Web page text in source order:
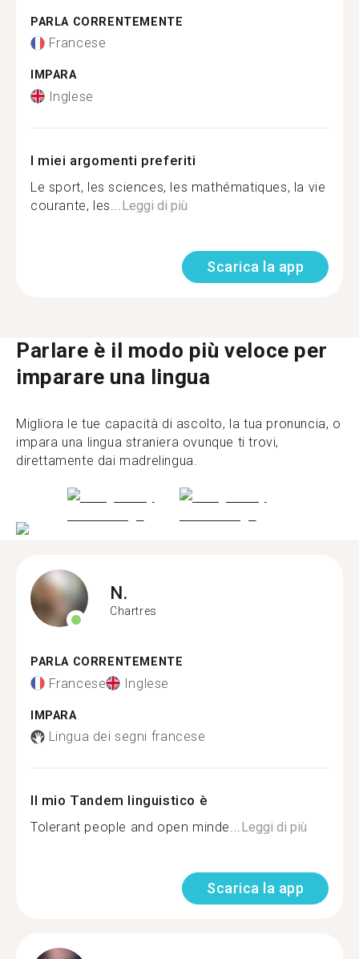
PARLA CORRENTEMENTE
Francese
IMPARA
Inglese
I miei argomenti preferiti
Le sport, les sciences, les mathématiques, la vie
courante, les... Leggi di più
Scarica la app
Parlare è il modo più veloce per
imparare una lingua
Migliora le tue capacità di ascolto, la tua pronuncia, o
impara una lingua straniera ovunque ti trovi,
direttamente dai madrelingua.
N.
Chartres
PARLA CORRENTEMENTE
Francese Inglese
IMPARA
Lingua dei segni francese
Il mio Tandem linguistico è
Tolerant people and open minde...Leggi di più
Scarica la app